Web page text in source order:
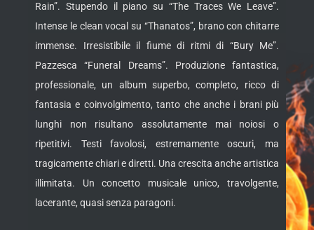
Rain”. Stupendo il piano su “The Traces We Leave”.
Intense le clean vocal su “Thanatos”, brano con chitarre
immense. Irresistibile il fiume di ritmi di “Bury Me”.
Pazzesca “Funeral Dreams”. Produzione fantastica,
professionale, un album superbo, completo, ricco di
fantasia e coinvolgimento, tanto che anche i brani più
lunghi non risultano assolutamente mai noiosi o
ripetitivi. Testi favolosi, estremamente oscuri, ma
tragicamente chiari e diretti. Una crescita anche artistica
illimitata. Un concetto musicale unico, travolgente,
lacerante, quasi senza paragoni.